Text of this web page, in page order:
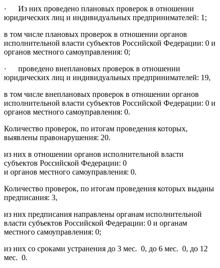
· Из них проведено плановых проверок в отношении
юридических лиц и индивидуальных предпринимателей: 1;
в том числе плановых проверок в отношении органов
исполнительной власти субъектов Российской Федерации: 0 и
органов местного самоуправления: 0;
· проведено внеплановых проверок в отношении
юридических лиц и индивидуальных предпринимателей: 19,
в том числе внеплановых проверок в отношении органов
исполнительной власти субъектов Российской Федерации: 0 и
органов местного самоуправления: 0.
Количество проверок, по итогам проведения которых,
выявлены правонарушения: 20.
из них в отношении органов исполнительной власти
субъектов Российской Федерации: 0
и органов местного самоуправления: 0.
Количество проверок, по итогам проведения которых выданы
предписания: 3,
из них предписания направлены органам исполнительной
власти субъектов Российской Федерации: 0 и органам
местного самоуправления: 0;
из них со сроками устранения до 3 мес. 0, до 6 мес. 0, до 12
мес. 0.